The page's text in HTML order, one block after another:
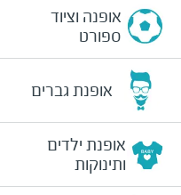
אופנה וציוד
ספורט
אופנת גברים
אופנת ילדים
ותינוקות